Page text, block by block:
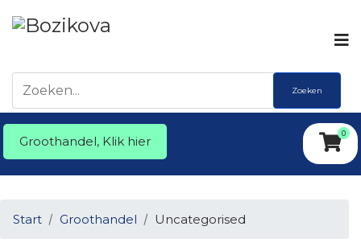
Zoeken
Groothandel, Klik hier
0
Start Groothandel Uncategorised